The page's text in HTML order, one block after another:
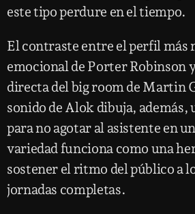
este tipo perdure en el tiempo.
El contraste entre el perfil más
emocional de Porter Robinson
directa del big room de Martin
sonido de Alok dibuja, además,
para no agotar al asistente en
variedad funciona como una
sostener el ritmo del público a
jornadas completas.